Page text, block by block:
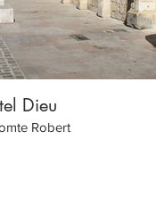
Dieu
Robert